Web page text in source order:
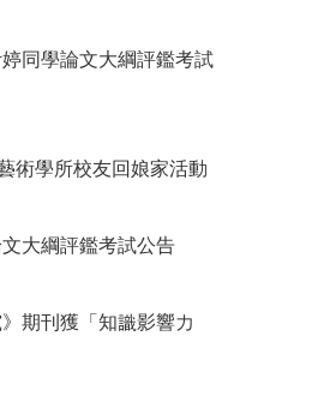
同學論文大綱評鑑考試
術學所校友回娘家活動
大綱評鑑考試公告
》期刊獲「知識影響力